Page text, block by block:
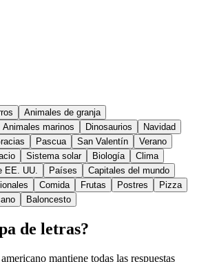
Animales de granja
Animales marinos Dinosaurios
Navidad
Pascua San Valentín
Verano
Sistema solar Biología
Clima
EE. UU. Países
Capitales del mundo
Comida Frutas Postres
Pizza
Baloncesto
de letras?
mantiene todas las respuestas